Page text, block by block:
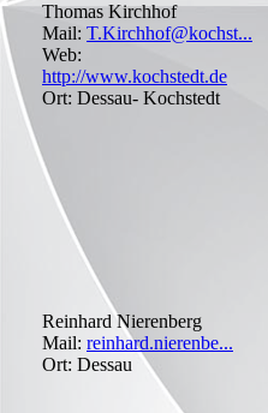
Thomas Kirchhof
Mail: T.Kirchhof@kochst...
Web:
http://www.kochstedt.de
Ort: Dessau- Kochstedt
Reinhard Nierenberg
Mail: reinhard.nierenbe...
Ort: Dessau